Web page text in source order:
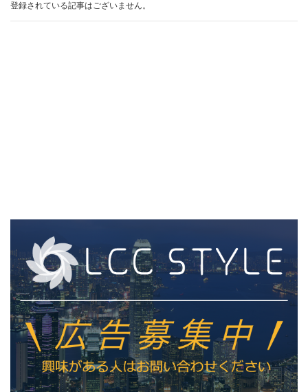
登録されている記事はございません。